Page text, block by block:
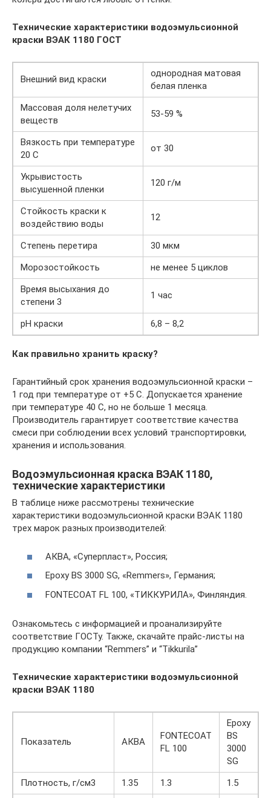
Технические характеристики водоэмульсионной
краски ВЭАК 1180 ГОСТ
Внешний вид краски
однородная матовая
белая пленка
Массовая доля нелетучих
веществ
53-59 %
Вязкость при температуре
20 С
от 30
Укрывистость
высушенной пленки
120 г/м
Стойкость краски к
воздействию воды
12
Степень перетира
30 мкм
Морозостойкость
не менее 5 циклов
Время высыхания до
степени 3
1 час
pH краски 6,8 – 8,2
Как правильно хранить краску?
Гарантийный срок хранения водоэмульсионной краски –
1 год при температуре от +5 C. Допускается хранение
при температуре 40 С, но не больше 1 месяца.
Производитель гарантирует соответствие качества
смеси при соблюдении всех условий транспортировки,
хранения и использования.
Водоэмульсионная краска ВЭАК 1180,
технические характеристики
В таблице ниже рассмотрены технические
характеристики водоэмульсионной краски ВЭАК 1180
трех марок разных производителей:
АКВА, «Суперпласт», Россия;
Epoxy BS 3000 SG, «Remmers», Германия;
FONTECOAT FL 100, «ТИККУРИЛА», Финляндия.
Ознакомьтесь с информацией и проанализируйте
соответствие ГОСТу. Также, скачайте прайс-листы на
продукцию компании “Remmers” и “Tikkurila”
Технические характеристики водоэмульсионной
краски ВЭАК 1180
Показатель АКВА
FONTECOAT
FL 100
Epoxy
BS
3000
SG
Плотность, г/см3
1.35 1.3
1.5